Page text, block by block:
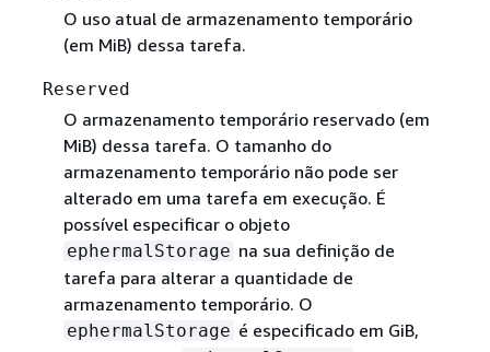
O uso atual de armazenamento temporário
(em MiB) dessa tarefa.
Reserved
O armazenamento temporário reservado (em
MiB) dessa tarefa. O tamanho do
armazenamento temporário não pode ser
alterado em uma tarefa em execução. É
possível especificar o objeto
ephermalStorage na sua definição de
tarefa para alterar a quantidade de
armazenamento temporário. O
ephermalStorage é especificado em GiB,